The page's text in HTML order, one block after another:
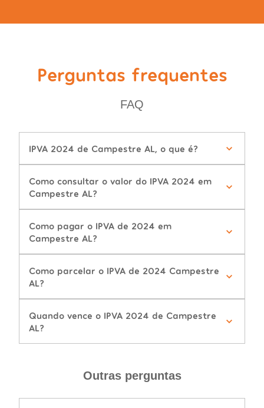
Perguntas frequentes
FAQ
IPVA 2024 de Campestre AL, o que é?
Como consultar o valor do IPVA 2024 em
Campestre AL?
Como pagar o IPVA de 2024 em
Campestre AL?
Como parcelar o IPVA de 2024 Campestre
AL?
Quando vence o IPVA 2024 de Campestre
AL?
Outras perguntas